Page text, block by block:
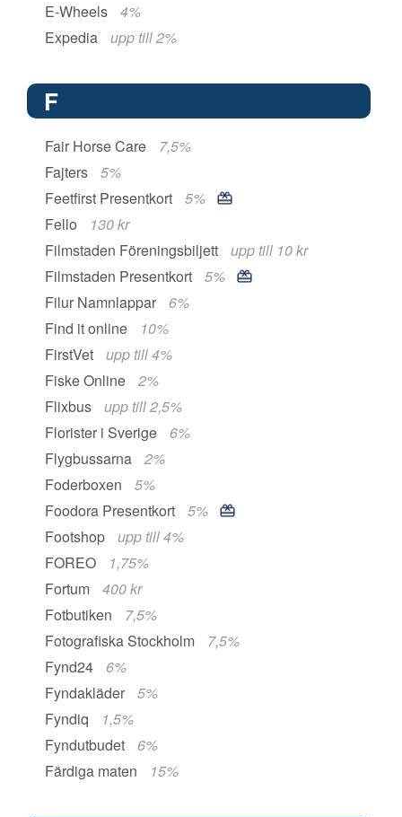
E-Wheels
4%
Expedia
upp till 2%
F
Fair Horse Care
7,5%
Fajters
5%
Feetfirst Presentkort
5%
Fello
130 kr
Filmstaden Föreningsbiljett
upp till 10 kr
Filmstaden Presentkort
5%
Filur Namnlappar
6%
Find it online
10%
FirstVet
upp till 4%
Fiske Online
2%
Flixbus
upp till 2,5%
Florister i Sverige
6%
Flygbussarna
2%
Foderboxen
5%
Foodora Presentkort
5%
Footshop
upp till 4%
FOREO
1,75%
Fortum
400 kr
Fotbutiken
7,5%
Fotografiska Stockholm
7,5%
Fynd24
6%
Fyndakläder
5%
Fyndiq
1,5%
Fyndutbudet
6%
Färdiga maten
15%